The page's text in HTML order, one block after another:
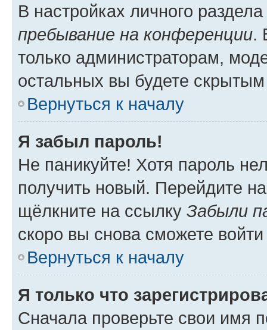
В настройках личного
пребывание на конференции.
только администраторам,
остальных вы будете
Вернуться к началу
Я забыл пароль!
Не паникуйте! Хотя пароль
получить новый. Перейдите
щёлкните на ссылку Забыли
скоро вы снова сможете
Вернуться к началу
Я только что
Сначала проверьте свои имя